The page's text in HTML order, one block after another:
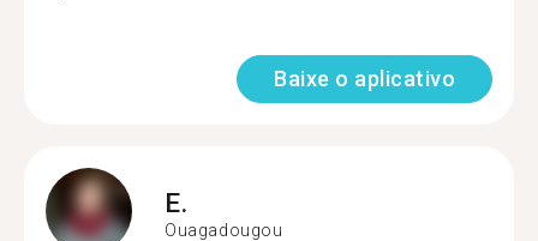
Baixe o aplicativo
E.
Ouagadougou